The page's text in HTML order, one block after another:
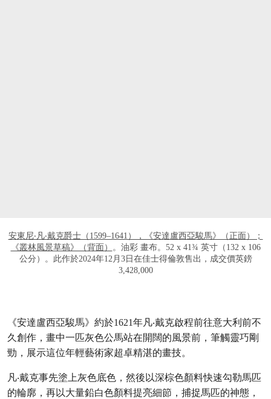
安東尼‧凡‧戴克爵士（1599–1641），《安達盧西亞駿馬》（正面）；
《叢林風景草稿》（背面） 。油彩 畫布。52 x 41¾ 英寸（132 x 106
公分）。此作於2024年12月3日在佳士得倫敦售出，成交價英鎊
3,428,000
《安達盧西亞駿馬》約於1621年凡‧戴克啟程前往意大利前不
久創作，畫中一匹灰色公馬站在開闊的風景前，筆觸靈巧剛
勁，展示這位年輕藝術家超卓精湛的畫技。
凡‧戴克事先塗上灰色底色，然後以深棕色顏料快速勾勒馬匹
的輪廓，再以大量鉛白色顏料提亮細節，捕捉馬匹的神態，